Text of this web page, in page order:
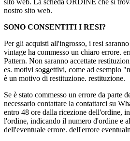
nostro sito web.
SONO CONSENTITI I RESI?
Per gli acquisti all'ingrosso, i resi
vintage ha commesso un chiaro errore.
Pattern. Non saranno accettate
es. motivi soggettivi, come ad esempio
è un motivo di restituzione. restituzione.
Se è stato commesso un errore da parte
necessario contattare la contattarci su
entro 48 ore dalla ricezione dell'ordine,
l'ordine, indicando il numero d'ordine e
dell'eventuale errore. dell'errore